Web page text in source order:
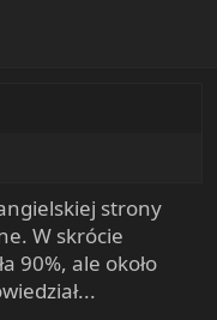
strony
W skrócie
90%, ale około